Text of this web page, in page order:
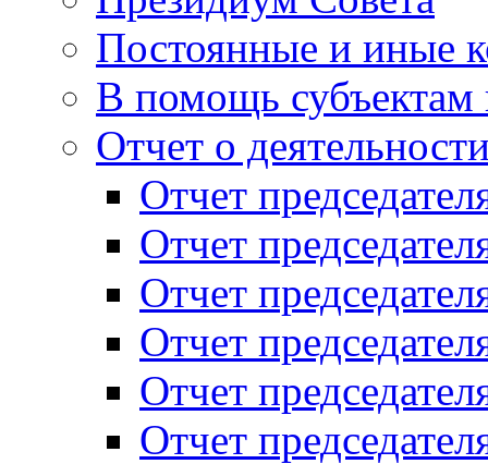
Постоянные и иные
В помощь субъектам
Отчет о
Отчет
Отчет
Отчет
Отчет
Отчет
Отчет